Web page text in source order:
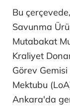
Bu
Savunma
Mutabakat
Kraliyet
Görev
Mektubu
Ankara'da